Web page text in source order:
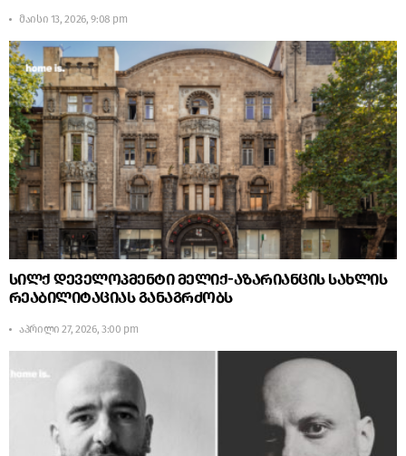
მაისი 13, 2026, 9:08 pm
სილქ დეველოპმენტი მელიქ-აზარიანცის სახლის
რეაბილიტაციას განაგრძობს
აპრილი 27, 2026, 3:00 pm